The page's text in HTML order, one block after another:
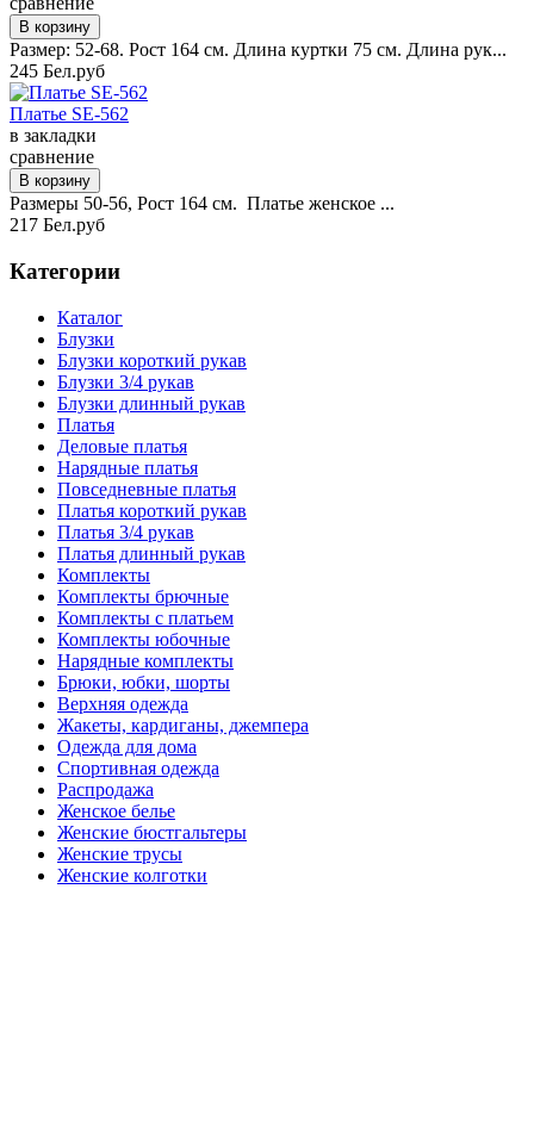
Размер: 52-68. Рост 164 см. Длина куртки 75 см. Длина рук...
245 Бел.руб
Платье SE-562
в закладки
сравнение
Размеры 50-56, Рост 164 см. Платье женское ...
217 Бел.руб
Категории
Каталог
Блузки
Блузки короткий рукав
Блузки 3/4 рукав
Блузки длинный рукав
Платья
Деловые платья
Нарядные платья
Повседневные платья
Платья короткий рукав
Платья 3/4 рукав
Платья длинный рукав
Комплекты
Комплекты брючные
Комплекты с платьем
Комплекты юбочные
Нарядные комплекты
Брюки, юбки, шорты
Верхняя одежда
Жакеты, кардиганы, джемпера
Одежда для дома
Спортивная одежда
Распродажа
Женское белье
Женские бюстгальтеры
Женские трусы
Женские колготки